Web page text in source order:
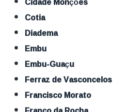
Cotia
Diadema
Embu
Embu-Guaçu
Ferraz de Vasconcelos
Francisco Morato